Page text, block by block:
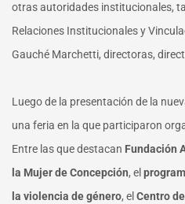
otras autoridades institucionales,
Relaciones Institucionales y
Gauché Marchetti, directoras,
Luego de la presentación de la
una feria en la que participaron
Entre las que destacan Fundación
la Mujer de Concepción, el
la violencia de género, el Centro